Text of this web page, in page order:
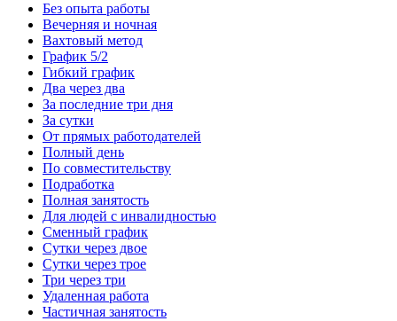
Без опыта работы
Вечерняя и ночная
Вахтовый метод
График 5/2
Гибкий график
Два через два
За последние три дня
За сутки
От прямых работодателей
Полный день
По совместительству
Подработка
Полная занятость
Для людей с инвалидностью
Сменный график
Сутки через двое
Сутки через трое
Три через три
Удаленная работа
Частичная занятость